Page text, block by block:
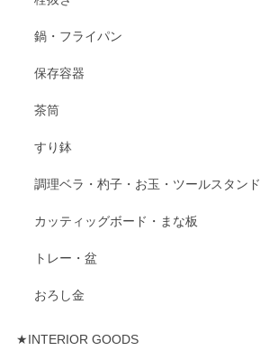
鍋・フライパン
保存容器
茶筒
すり鉢
調理ベラ・杓子・お玉・ツールスタンド
カッティッグボード・まな板
トレー・盆
おろし金
★INTERIOR GOODS